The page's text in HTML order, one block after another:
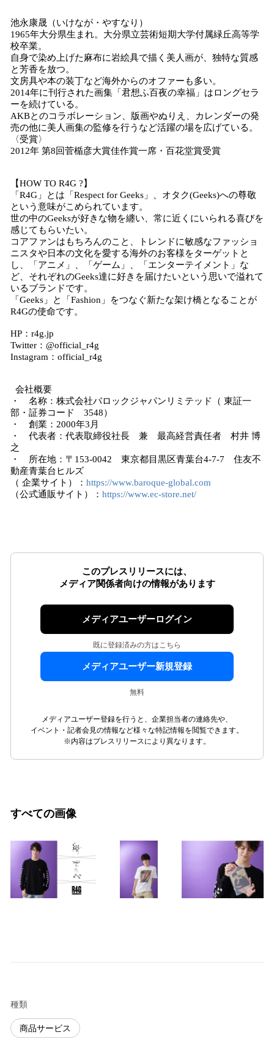
池永康晟（いけなが・やすなり）
1965年大分県生まれ。大分県立芸術短期大学付属緑丘高等学
校卒業。
自身で染め上げた麻布に岩絵具で描く美人画が、独特な質感
と芳香を放つ。
文房具や本の装丁など海外からのオファーも多い。
2014年に刊行された画集「君想ふ百夜の幸福」はロングセラ
ーを続けている。
AKBとのコラボレーション、版画やぬりえ、カレンダーの発
売の他に美人画集の監修を行うなど活躍の場を広げている。
〈受賞〉
2012年 第8回菅楯彦⼤賞佳作賞⼀席・百花堂賞受賞
【HOW TO R4G ?】
「R4G」とは「Respect for Geeks」、オタク(Geeks)への尊敬
という意味がこめられています。
世の中のGeeksが好きな物を纏い、常に近くにいられる喜びを
感じてもらいたい。
コアファンはもちろんのこと、トレンドに敏感なファッショ
ニスタや日本の文化を愛する海外のお客様をターゲットと
し、「アニメ」、「ゲーム」、「エンターテイメント」な
ど、それぞれのGeeks達に好きを届けたいという思いで溢れて
いるブランドです。
「Geeks」と「Fashion」をつなぐ新たな架け橋となることが
R4Gの使命です。
HP：r4g.jp
Twitter：@official_r4g
Instagram：official_r4g
会社概要
・ 名称：株式会社バロックジャパンリミテッド（ 東証一
部・証券コード 3548）
・ 創業：2000年3月
・ 代表者：代表取締役社長 兼 最高経営責任者 村井 博
之
・ 所在地：〒153-0042 東京都目黒区青葉台4-7-7 住友不
動産青葉台ヒルズ
（ 企業サイト）： https://www.baroque-global.com
（公式通販サイト）： https://www.ec-store.net/
このプレスリリースには、
メディア関係者向けの情報があります
メディアユーザーログイン
既に登録済みの方はこちら
メディアユーザー新規登録
無料
メディアユーザー登録を行うと、企業担当者の連絡先や、
イベント・記者会見の情報など様々な特記情報を閲覧できます。
※内容はプレスリリースにより異なります。
すべての画像
種類
商品サービス